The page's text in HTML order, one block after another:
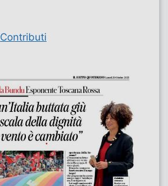
Contributi